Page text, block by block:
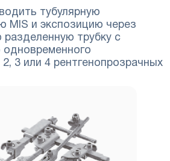
тубулярную
MIS и экспозицию через
трубку с
3 или 4 рентгенопрозрачных